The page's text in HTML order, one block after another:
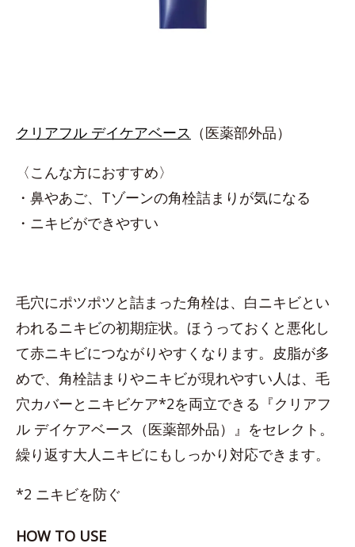
クリアフル デイケアベース （医薬部外品）
〈こんな方におすすめ〉
・鼻やあご、Tゾーンの角栓詰まりが気になる
・ニキビができやすい
毛穴にポツポツと詰まった角栓は、白ニキビとい
われるニキビの初期症状。ほうっておくと悪化し
て赤ニキビにつながりやすくなります。皮脂が多
めで、角栓詰まりやニキビが現れやすい人は、毛
穴カバーとニキビケア*2を両立できる『クリアフ
ル デイケアベース（医薬部外品）』をセレクト。
繰り返す大人ニキビにもしっかり対応できます。
*2 ニキビを防ぐ
HOW TO USE